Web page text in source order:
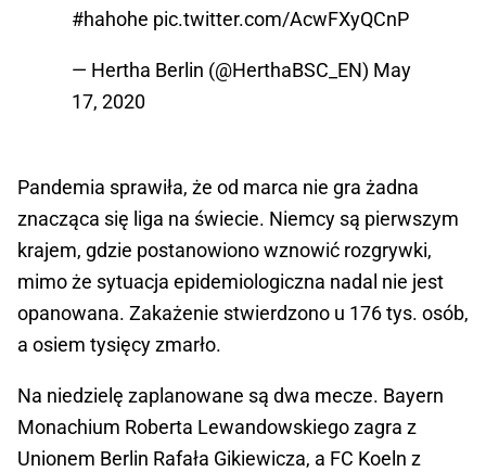
#hahohe pic.twitter.com/AcwFXyQCnP
— Hertha Berlin (@HerthaBSC_EN) May
17, 2020
Pandemia sprawiła, że od marca nie gra żadna
znacząca się liga na świecie. Niemcy są pierwszym
krajem, gdzie postanowiono wznowić rozgrywki,
mimo że sytuacja epidemiologiczna nadal nie jest
opanowana. Zakażenie stwierdzono u 176 tys. osób,
a osiem tysięcy zmarło.
Na niedzielę zaplanowane są dwa mecze. Bayern
Monachium Roberta Lewandowskiego zagra z
Unionem Berlin Rafała Gikiewicza, a FC Koeln z